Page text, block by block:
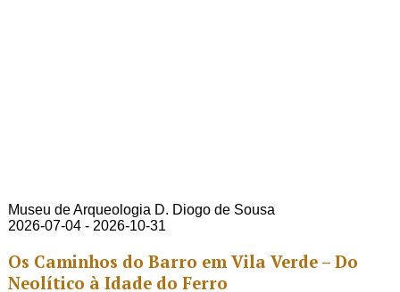
Museu de Arqueologia D. Diogo de Sousa
2026-07-04 - 2026-10-31
Os Caminhos do Barro em Vila Verde – Do
Neolítico à Idade do Ferro